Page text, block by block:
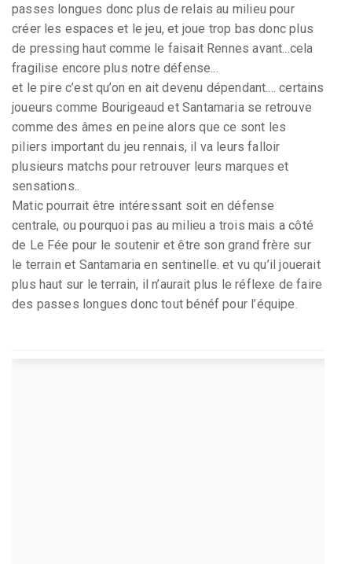
passes longues donc plus de relais au milieu pour
créer les espaces et le jeu, et joue trop bas donc plus
de pressing haut comme le faisait Rennes avant...cela
fragilise encore plus notre défense...
et le pire c’est qu’on en ait devenu dépendant.... certains
joueurs comme Bourigeaud et Santamaria se retrouve
comme des âmes en peine alors que ce sont les
piliers important du jeu rennais, il va leurs falloir
plusieurs matchs pour retrouver leurs marques et
sensations..
Matic pourrait être intéressant soit en défense
centrale, ou pourquoi pas au milieu a trois mais a côté
de Le Fée pour le soutenir et être son grand frère sur
le terrain et Santamaria en sentinelle. et vu qu’il jouerait
plus haut sur le terrain, il n’aurait plus le réflexe de faire
des passes longues donc tout bénéf pour l’équipe.